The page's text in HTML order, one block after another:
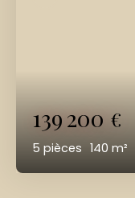
139 200€
5 pièces 140 m²